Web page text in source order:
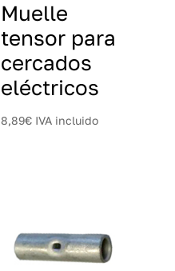
Muelle
tensor para
cercados
eléctricos
8,89€ IVA incluido